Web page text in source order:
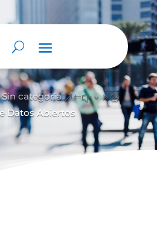
Sin categoría &#x39;
Datos Abiertos